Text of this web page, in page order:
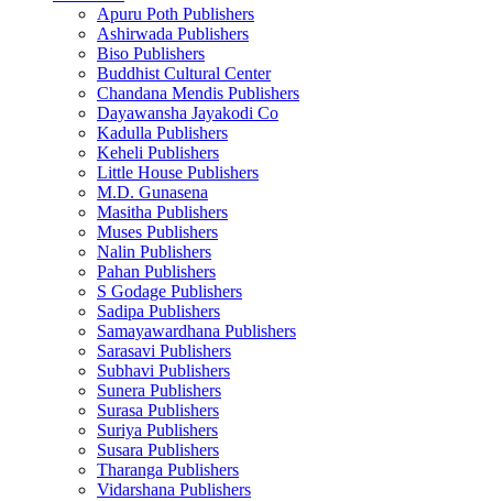
Apuru Poth Publishers
Ashirwada Publishers
Biso Publishers
Buddhist Cultural Center
Chandana Mendis Publishers
Dayawansha Jayakodi Co
Kadulla Publishers
Keheli Publishers
Little House Publishers
M.D. Gunasena
Masitha Publishers
Muses Publishers
Nalin Publishers
Pahan Publishers
S Godage Publishers
Sadipa Publishers
Samayawardhana Publishers
Sarasavi Publishers
Subhavi Publishers
Sunera Publishers
Surasa Publishers
Suriya Publishers
Susara Publishers
Tharanga Publishers
Vidarshana Publishers